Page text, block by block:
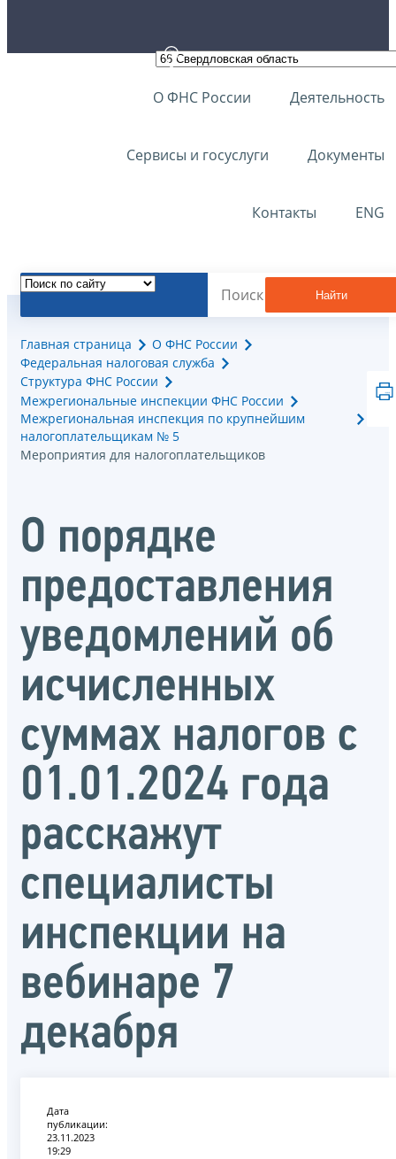
О ФНС России Деятельность
Сервисы и госуслуги Документы
Контакты ENG
Найти
Главная страница
О ФНС России
Федеральная налоговая служба
Структура ФНС России
Межрегиональные инспекции ФНС России
Межрегиональная инспекция по крупнейшим
налогоплательщикам № 5
Мероприятия для налогоплательщиков
О порядке
предоставления
уведомлений об
исчисленных
суммах налогов с
01.01.2024 года
расскажут
специалисты
инспекции на
вебинаре 7
декабря
Дата
публикации:
23.11.2023
19:29